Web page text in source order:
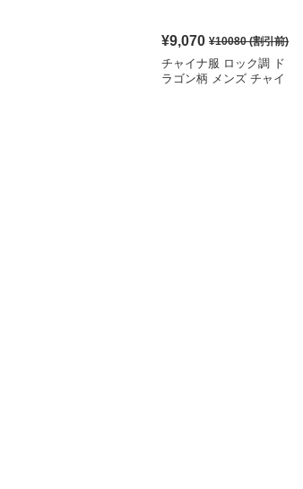
¥9,070 ¥10080(割引前)
チャイナ服 ロック調 ド
ラゴン柄 メンズ チャイ